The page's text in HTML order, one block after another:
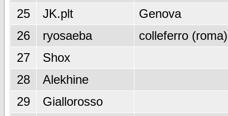
25 JK.plt
Genova
26
ryosaeba
colleferro (roma)
27
Shox
28
Alekhine
29
Giallorosso